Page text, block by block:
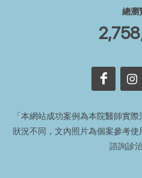
總瀏
「本網站成功案例為本院醫師實
狀況不同，文內照片為個案參考
諮詢診治